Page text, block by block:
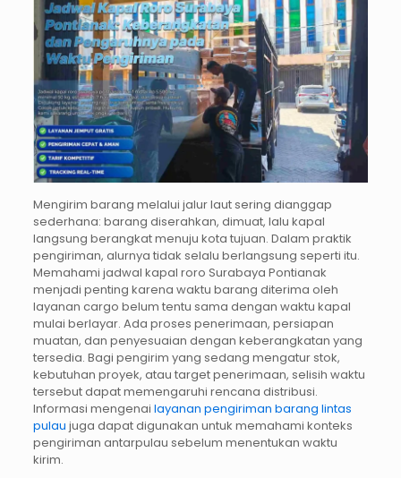
Mengirim barang melalui jalur laut sering dianggap
sederhana: barang diserahkan, dimuat, lalu kapal
langsung berangkat menuju kota tujuan. Dalam praktik
pengiriman, alurnya tidak selalu berlangsung seperti itu.
Memahami jadwal kapal roro Surabaya Pontianak
menjadi penting karena waktu barang diterima oleh
layanan cargo belum tentu sama dengan waktu kapal
mulai berlayar. Ada proses penerimaan, persiapan
muatan, dan penyesuaian dengan keberangkatan yang
tersedia. Bagi pengirim yang sedang mengatur stok,
kebutuhan proyek, atau target penerimaan, selisih waktu
tersebut dapat memengaruhi rencana distribusi.
Informasi mengenai layanan pengiriman barang lintas
pulau juga dapat digunakan untuk memahami konteks
pengiriman antarpulau sebelum menentukan waktu
kirim.